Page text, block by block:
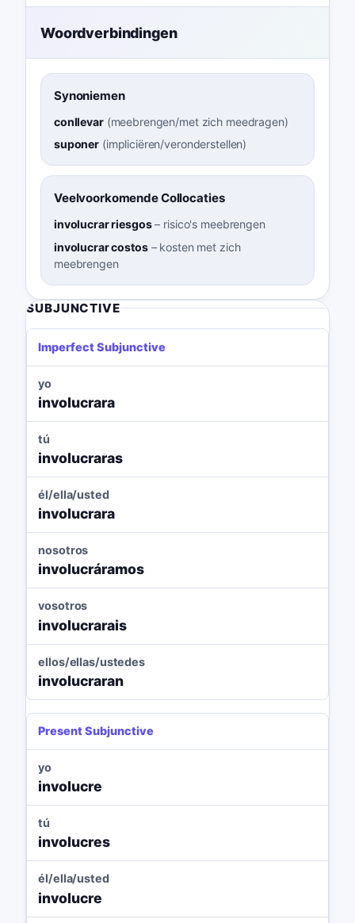
Woordverbindingen
Synoniemen
conllevar(meebrengen/met zich meedragen)
suponer (impliciëren/veronderstellen)
Veelvoorkomende Collocaties
involucrar riesgos– risico's meebrengen
involucrar costos– kosten met zich
meebrengen
SUBJUNCTIVE
Imperfect Subjunctive
yo
involucrara
tú
involucraras
él/ella/usted
involucrara
nosotros
involucráramos
vosotros
involucrarais
ellos/ellas/ustedes
involucraran
Present Subjunctive
yo
involucre
tú
involucres
él/ella/usted
involucre